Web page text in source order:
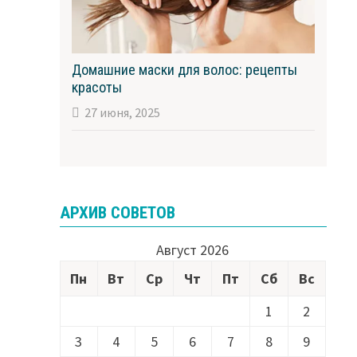
Домашние маски для волос: рецепты
красоты
27 июня, 2025
АРХИВ СОВЕТОВ
Август 2026
Пн
Вт Ср Чт Пт Сб
Вс
1
2
3
4 5 6 7 8 9